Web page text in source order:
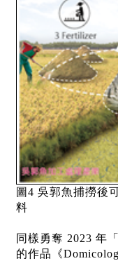
圖4 吳郭魚捕撈後
料
同樣勇奪 2023 年
的作品《